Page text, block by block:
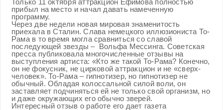
Только 11 октября аттракцион Ефимова полностью
прибыл на место и начал давать намеченную
программу.
Через две недели новая мировая знаменитость
приехала в Сталин. Слава немецкого иллюзиониста То-
Рама в то время могла сравниться со славой
последующей звезды – Вольфа Мессинга. Советская
пресса публиковала многочисленные отзывы на
выступления артиста: «Кто же такой То-Рама? Конечно,
он не фокусник, не цирковой аттракцион и не «сверх-
человек». То-Рама – гипнотизер, но гипнотизер не
обычный. Обладая колоссальной силой воли, он
заставляет подчиняться ей не только свой организм, но
и даже окружающих его обычно зверей.
Интересный отзыв о работе его дает газета